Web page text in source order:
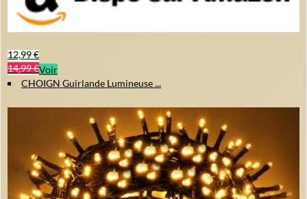
12,99 €
14,99 €Voir
CHOIGN Guirlande Lumineuse ...